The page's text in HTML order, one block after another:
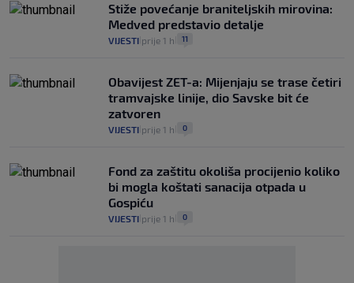
Stiže povećanje braniteljskih mirovina:
Medved predstavio detalje
VIJESTI prije 1 h 11
Obavijest ZET-a: Mijenjaju se trase četiri
tramvajske linije, dio Savske bit će
zatvoren
VIJESTI prije 1 h 0
Fond za zaštitu okoliša procijenio koliko
bi mogla koštati sanacija otpada u
Gospiću
VIJESTI prije 1 h 0